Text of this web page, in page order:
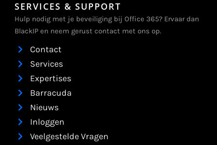
SERVICES & SUPPORT
Hulp nodig met je beveiliging bij Office 365? Ervaar dan
BlackIP en neem gerust contact met ons op.
Contact
Services
Expertises
Barracuda
Nieuws
Inloggen
Veelgestelde Vragen